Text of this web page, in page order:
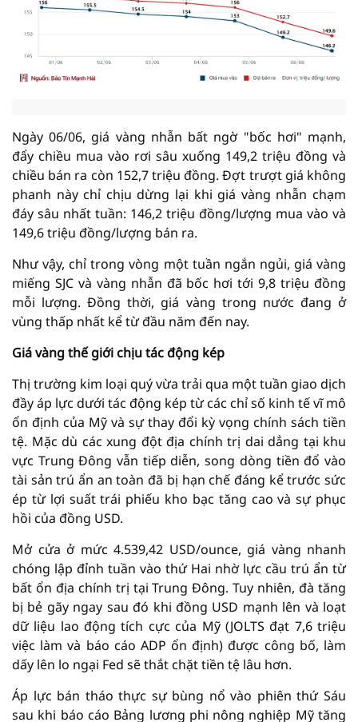
Ngày 06/06, giá vàng nhẫn bất ngờ "bốc hơi" mạnh,
đẩy chiều mua vào rơi sâu xuống 149,2 triệu đồng và
chiều bán ra còn 152,7 triệu đồng. Đợt trượt giá không
phanh này chỉ chịu dừng lại khi giá vàng nhẫn chạm
đáy sâu nhất tuần: 146,2 triệu đồng/lượng mua vào và
149,6 triệu đồng/lượng bán ra.
Như vậy, chỉ trong vòng một tuần ngắn ngủi, giá vàng
miếng SJC và vàng nhẫn đã bốc hơi tới 9,8 triệu đồng
mỗi lượng. Đồng thời, giá vàng trong nước đang ở
vùng thấp nhất kể từ đầu năm đến nay.
Giá vàng thế giới chịu tác động kép
Thị trường kim loại quý vừa trải qua một tuần giao dịch
đầy áp lực dưới tác động kép từ các chỉ số kinh tế vĩ mô
ổn định của Mỹ và sự thay đổi kỳ vọng chính sách tiền
tệ. Mặc dù các xung đột địa chính trị dai dẳng tại khu
vực Trung Đông vẫn tiếp diễn, song dòng tiền đổ vào
tài sản trú ẩn an toàn đã bị hạn chế đáng kể trước sức
ép từ lợi suất trái phiếu kho bạc tăng cao và sự phục
hồi của đồng USD.
Mở cửa ở mức 4.539,42 USD/ounce, giá vàng nhanh
chóng lập đỉnh tuần vào thứ Hai nhờ lực cầu trú ẩn từ
bất ổn địa chính trị tại Trung Đông. Tuy nhiên, đà tăng
bị bẻ gãy ngay sau đó khi đồng USD mạnh lên và loạt
dữ liệu lao động tích cực của Mỹ (JOLTS đạt 7,6 triệu
việc làm và báo cáo ADP ổn định) được công bố, làm
dấy lên lo ngại Fed sẽ thắt chặt tiền tệ lâu hơn.
Áp lực bán tháo thực sự bùng nổ vào phiên thứ Sáu
sau khi báo cáo Bảng lương phi nông nghiệp Mỹ tăng